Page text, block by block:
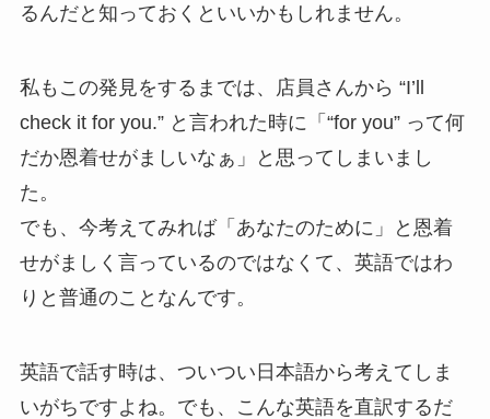
るんだと知っておくといいかもしれません。
私もこの発見をするまでは、店員さんから “I’ll
check it for you.” と言われた時に「“for you” って何
だか恩着せがましいなぁ」と思ってしまいまし
た。
でも、今考えてみれば「あなたのために」と恩着
せがましく言っているのではなくて、英語ではわ
りと普通のことなんです。
英語で話す時は、ついつい日本語から考えてしま
いがちですよね。でも、こんな英語を直訳するだ